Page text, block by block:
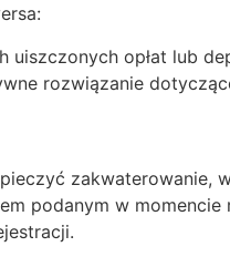
uiszczonych opłat lub
rozwiązanie
zakwaterowanie,
podanym w